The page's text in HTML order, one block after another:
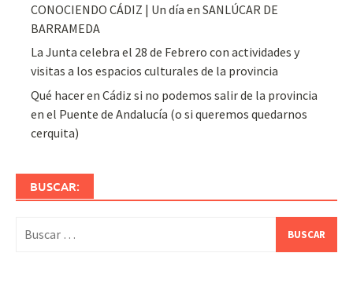
CONOCIENDO CÁDIZ | Un día en SANLÚCAR DE
BARRAMEDA
La Junta celebra el 28 de Febrero con actividades y
visitas a los espacios culturales de la provincia
Qué hacer en Cádiz si no podemos salir de la provincia
en el Puente de Andalucía (o si queremos quedarnos
cerquita)
BUSCAR: